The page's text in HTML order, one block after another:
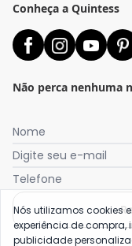
Conheça a Quintess
Não perca nenhuma
Nome
Digite seu e-mail
Telefone
Nós utilizamos cookies
experiência de compra,
publicidade